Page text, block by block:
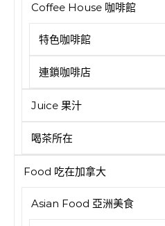
Coffee House 咖啡館
特色咖啡館
連鎖咖啡店
Juice 果汁
喝茶所在
Food 吃在加拿大
Asian Food 亞洲美食